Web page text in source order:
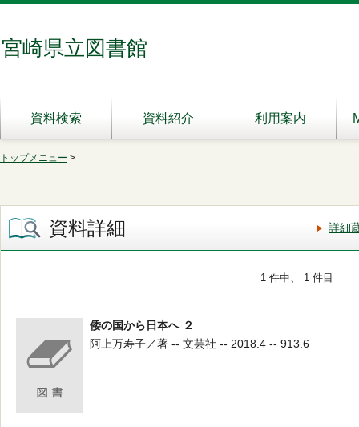
宮崎県立図書館
資料検索 資料紹介 利用案内
トップメニュー >
資料詳細 詳細
1 件中、 1 件目
倭の国から日本へ ２
阿上万寿子／著 -- 文芸社 -- 2018.4 -- 913.6